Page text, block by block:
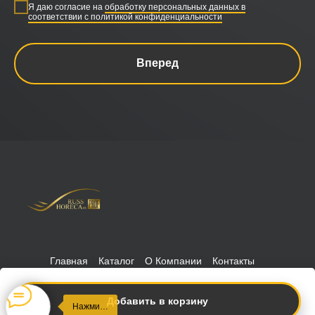
Добавить в корзину
Нажми…
Я даю согласие на обработку персональных данных в
соответствии с политикой конфиденциальности
Вперед
Главная Каталог О Компании
Контакты
Политика конфиденциальности
РуссХорека © 2026 Russhoreca